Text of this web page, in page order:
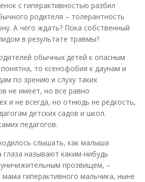
с гиперактивностью разбил
родителя – толерантность
А чего ждать? Пока собственный
в результате травмы?
обычных детей к опасным
то ксенофобия к даунам и
по зрению и слуху таких
не имеет, но все равно
и не всегда, но отнюдь не редкость,
детских садов и школ.
педагогов.
слышать, как малыша
глаза называют каким-нибудь
прозвищем, –
мама гиперактивного мальчика, ныне